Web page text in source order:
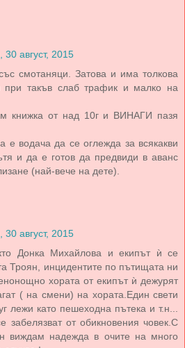
30 август, 2015
смотаняци. Затова и има толкова
при такъв слаб трафик и малко на
книжка от над 10г и ВИНАГИ пазя
е водача да се оглежда за всякакви
и да е готов да предвиди в аванс
(най-вече на дете).
30 август, 2015
Донка Михайлова и екипът ѝ се
Троян, инцидентите по пътищата ни
хората от екипът ѝ дежурят
( на смени) на хората.Един свети
лежи като пешеходна пътека и т.н...
забелязват от обикновения човек.С
виждам надежда в очите на много